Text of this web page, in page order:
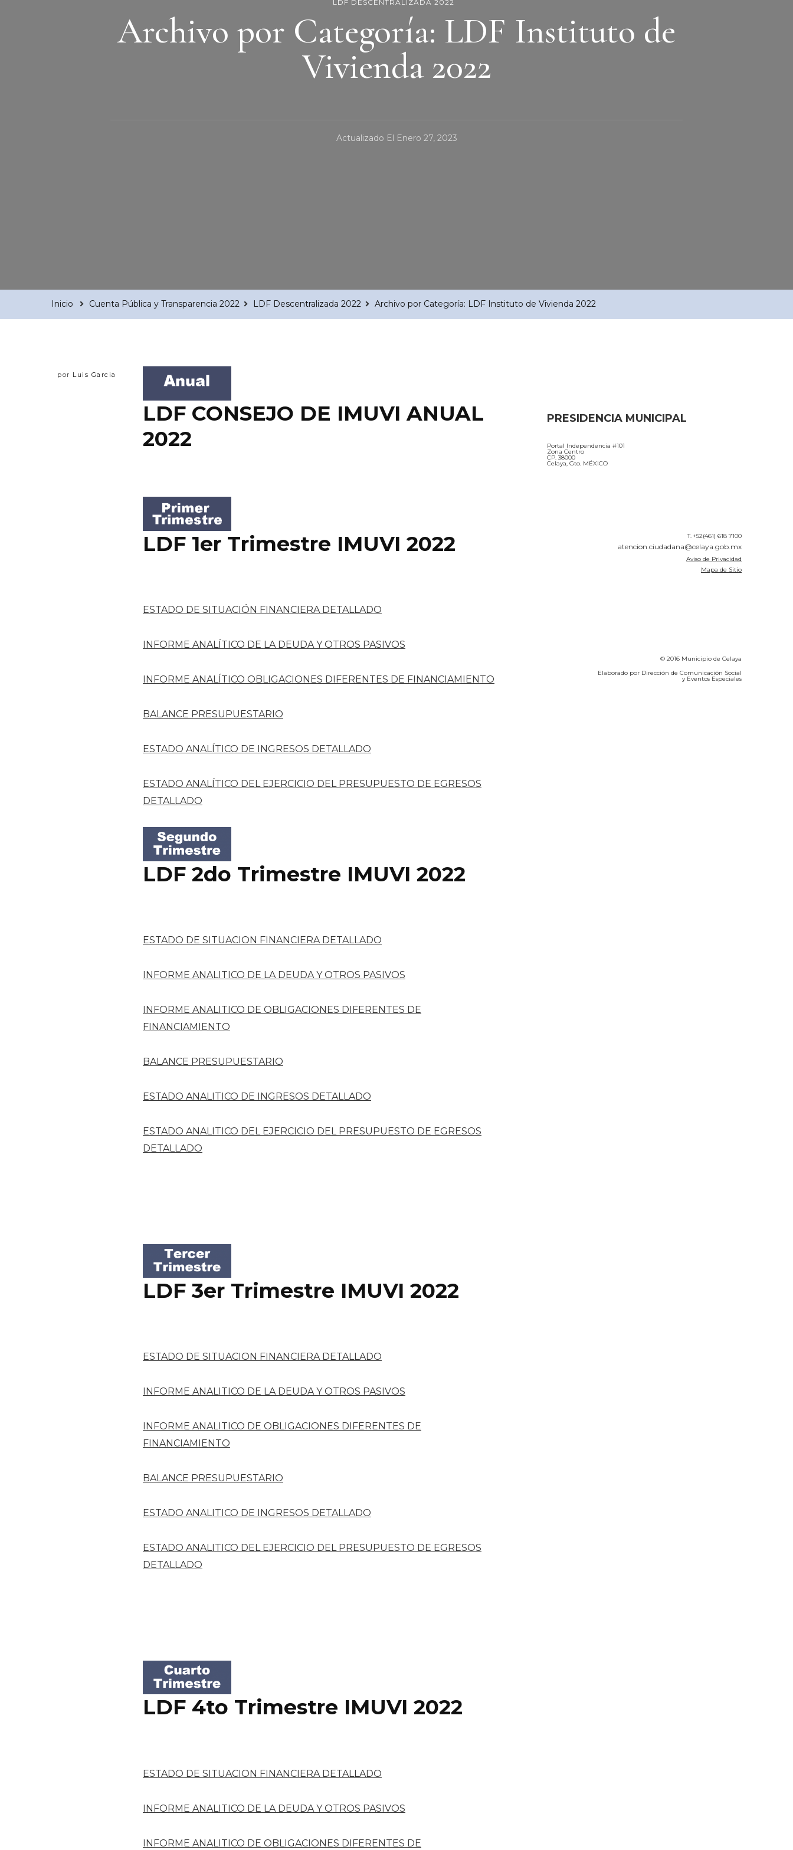
LDF DESCENTRALIZADA 2022
Archivo por Categoría: LDF Instituto de
Vivienda 2022
Actualizado El Enero 27, 2023
Inicio Cuenta Pública y Transparencia 2022 LDF Descentralizada 2022 Archivo por Categoría: LDF Instituto de Vivienda 2022
por Luis Garcia
LDF CONSEJO DE IMUVI ANUAL
2022
LDF 1er Trimestre IMUVI 2022
ESTADO DE SITUACIÓN FINANCIERA DETALLADO
INFORME ANALÍTICO DE LA DEUDA Y OTROS PASIVOS
INFORME ANALÍTICO OBLIGACIONES DIFERENTES DE FINANCIAMIENTO
BALANCE PRESUPUESTARIO
ESTADO ANALÍTICO DE INGRESOS DETALLADO
ESTADO ANALÍTICO DEL EJERCICIO DEL PRESUPUESTO DE EGRESOS
DETALLADO
LDF 2do Trimestre IMUVI 2022
ESTADO DE SITUACION FINANCIERA DETALLADO
INFORME ANALITICO DE LA DEUDA Y OTROS PASIVOS
INFORME ANALITICO DE OBLIGACIONES DIFERENTES DE
FINANCIAMIENTO
BALANCE PRESUPUESTARIO
ESTADO ANALITICO DE INGRESOS DETALLADO
ESTADO ANALITICO DEL EJERCICIO DEL PRESUPUESTO DE EGRESOS
DETALLADO
LDF 3er Trimestre IMUVI 2022
ESTADO DE SITUACION FINANCIERA DETALLADO
INFORME ANALITICO DE LA DEUDA Y OTROS PASIVOS
INFORME ANALITICO DE OBLIGACIONES DIFERENTES DE
FINANCIAMIENTO
BALANCE PRESUPUESTARIO
ESTADO ANALITICO DE INGRESOS DETALLADO
ESTADO ANALITICO DEL EJERCICIO DEL PRESUPUESTO DE EGRESOS
DETALLADO
LDF 4to Trimestre IMUVI 2022
ESTADO DE SITUACION FINANCIERA DETALLADO
INFORME ANALITICO DE LA DEUDA Y OTROS PASIVOS
INFORME ANALITICO DE OBLIGACIONES DIFERENTES DE
PRESIDENCIA MUNICIPAL
Portal Independencia #101
Zona Centro
CP. 38000
Celaya, Gto. MÉXICO
T. +52(461) 618 7100
atencion.ciudadana@celaya.gob.mx
Aviso de Privacidad
Mapa de Sitio
© 2016 Municipio de Celaya
Elaborado por Dirección de Comunicación Social
y Eventos Especiales